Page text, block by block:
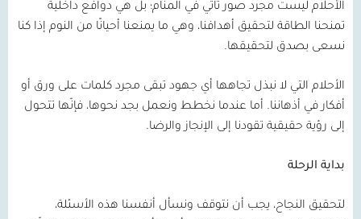
الأحلام ليست مجرد صور تأتي في المنام؛ بل هي دوافع داخلية
تمنحنا الطاقة لتحقيق أهدافنا، وهي ما يمنعنا أحيانًا من النوم إذا كنا
نسعى بصدق لتحقيقها.
الأحلام التي لا نبذل تجاهها أي جهود تبقى مجرد كلمات على ورق أو
أفكار في أذهاننا. أما عندما نخطط ونعمل بجد نحوها، فإنّها تتحول
إلى رؤية حقيقية تقودنا إلى الإنجاز والرضا.
بداية الرحلة
لتحقيق النجاح، يجب أن نتوقف ونسأل أنفسنا هذه الأسئلة،